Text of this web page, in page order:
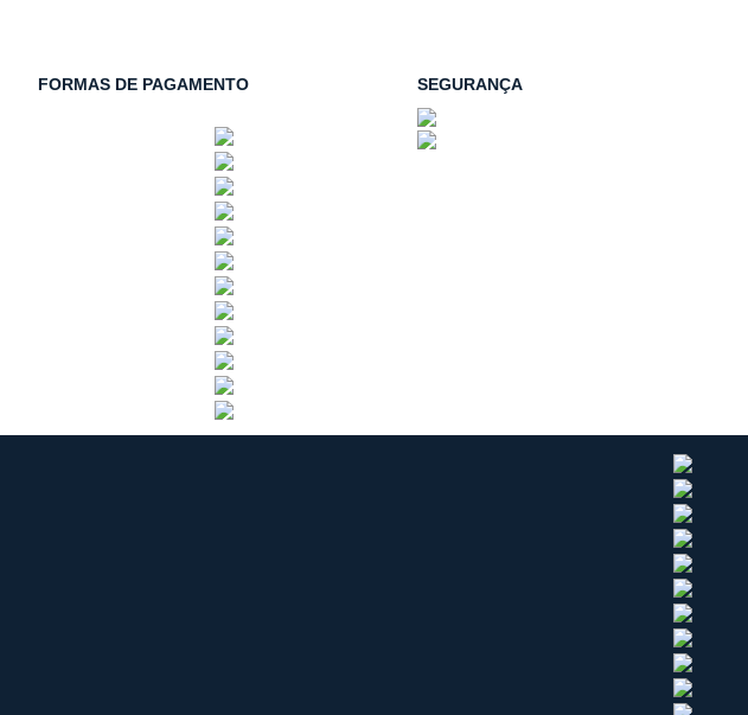
FORMAS DE PAGAMENTO SEGURANÇA